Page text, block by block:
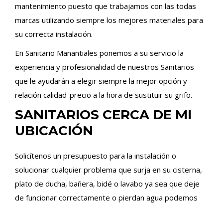
mantenimiento puesto que trabajamos con las todas
marcas utilizando siempre los mejores materiales para
su correcta instalación.
En Sanitario Manantiales ponemos a su servicio la
experiencia y profesionalidad de nuestros Sanitarios
que le ayudarán a elegir siempre la mejor opción y
relación calidad-precio a la hora de sustituir su grifo.
SANITARIOS CERCA DE MI
UBICACIÓN
Solicítenos un presupuesto para la instalación o
solucionar cualquier problema que surja en su cisterna,
plato de ducha, bañera, bidé o lavabo ya sea que deje
de funcionar correctamente o pierdan agua podemos